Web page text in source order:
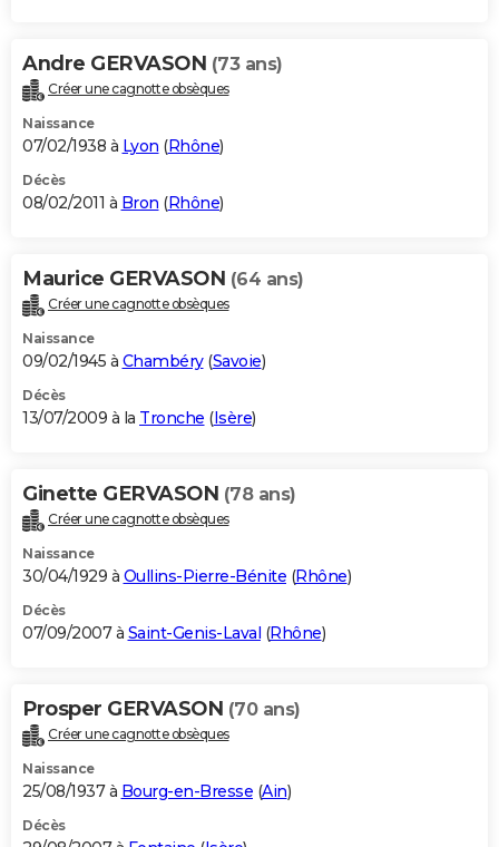
Andre GERVASON (73 ans)
Créer une cagnotte obsèques
Naissance
07/02/1938 à Lyon (Rhône)
Décès
08/02/2011 à Bron (Rhône)
Maurice GERVASON (64 ans)
Créer une cagnotte obsèques
Naissance
09/02/1945 à Chambéry(Savoie)
Décès
13/07/2009 à la Tronche (Isère)
Ginette GERVASON (78 ans)
Créer une cagnotte obsèques
Naissance
30/04/1929 à Oullins-Pierre-Bénite (Rhône)
Décès
07/09/2007 à Saint-Genis-Laval (Rhône)
Prosper GERVASON (70 ans)
Créer une cagnotte obsèques
Naissance
25/08/1937 à Bourg-en-Bresse (Ain)
Décès